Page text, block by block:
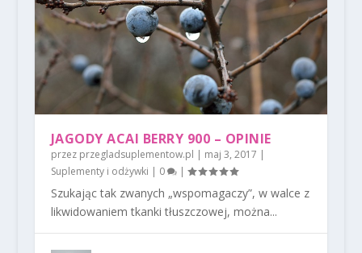
JAGODY ACAI BERRY 900 – OPINIE
przez przegladsuplementow.pl maj 3, 2017
Suplementy i odżywki
0 |
Szukając tak zwanych „wspomagaczy”, w walce z
likwidowaniem tkanki tłuszczowej, można...